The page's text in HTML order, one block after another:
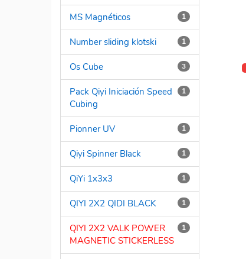
1
MS Magnéticos
1
Number sliding klotski
3
Os Cube
1
Pack Qiyi Iniciación Speed
Cubing
1
Pionner UV
1
Qiyi Spinner Black
1
QiYi 1x3x3
1
QIYI 2X2 QIDI BLACK
1
QIYI 2X2 VALK POWER
MAGNETIC STICKERLESS